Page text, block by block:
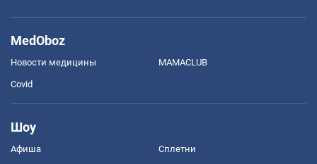
MedOboz
Новости медицины MAMACLUB
Covid
Шоу
Афиша Сплетни